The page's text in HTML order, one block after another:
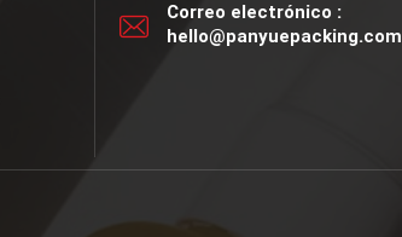
Correo electrónico :
hello@panyuepacking.com